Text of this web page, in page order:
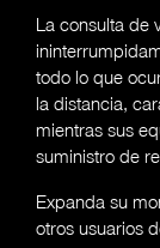
La consulta de
todo lo que
la distancia,
mientras sus
suministro de
Expanda su
otros usuarios